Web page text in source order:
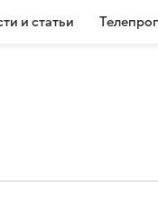
и статьи